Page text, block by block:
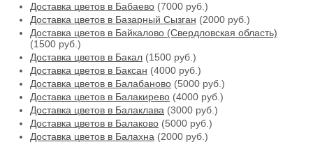
Доставка цветов в Бабаево (7000 руб.)
Доставка цветов в Базарный Сызган (2000 руб.)
Доставка цветов в Байкалово (Свердловская область)
(1500 руб.)
Доставка цветов в Бакал (1500 руб.)
Доставка цветов в Баксан (4000 руб.)
Доставка цветов в Балабаново (5000 руб.)
Доставка цветов в Балакирево (4000 руб.)
Доставка цветов в Балаклава (3000 руб.)
Доставка цветов в Балаково (5000 руб.)
Доставка цветов в Балахна (2000 руб.)